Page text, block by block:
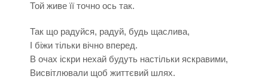
Той живе її точно ось так.
Так що радуйся, радуй, будь щаслива,
І біжи тільки вічно вперед.
В очах іскри нехай будуть настільки яскравими,
Висвітлювали щоб життєвий шлях.